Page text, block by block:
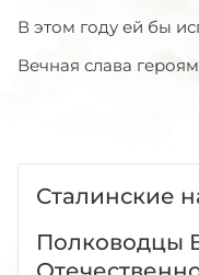
В этом году ей бы
Вечная слава
Сталинские
Полководцы